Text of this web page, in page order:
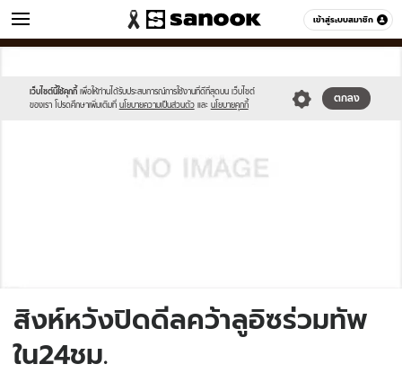
เข้าสู่ระบบสมาชิก
ข่าว หมวดอื่นๆ
เว็บไซต์นี้ใช้คุกกี้ เพื่อให้ท่านได้รับประสบการณ์การใช้งานที่ดีที่สุดบน เว็บไซต์
ของเรา โปรดศึกษาเพิ่มเติมที่ นโยบายความเป็นส่วนตัว และ นโยบายคุกกี้
ตกลง
sanook.png
image.jpg
สิงห์หวังปิดดีลคว้าลูอิซร่วมทัพ
ใน24ชม.